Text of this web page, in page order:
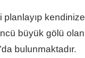
i planlayıp kendinize
büyük gölü olan
bulunmaktadır.